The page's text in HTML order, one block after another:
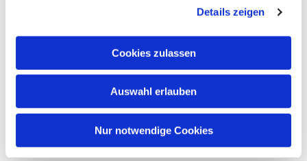
Details zeigen
Cookies zulassen
Auswahl erlauben
Nur notwendige Cookies
Dies könnte Sie auch
interessieren